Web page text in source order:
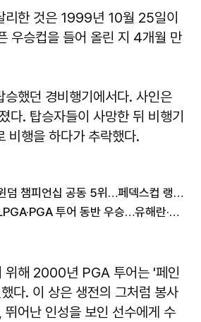
리한 것은 1999년 10월 25일이
우승컵을 들어 올린 지 4개월 만
승했던 경비행기에서다. 사인은
다. 탑승자들이 사망한 뒤 비행기
비행을 하다가 추락했다.
김주형, PGA 투어 윈덤 챔피언십 공동 5위…페덱스컵 랭킹 26위 도약
한국 골프, 같은 날 LPGA·PGA 투어 동반 우승…유해란·김주형, 역대 2번째 진기록 작성
위해 2000년 PGA 투어는 '페인
다. 이 상은 생전의 그처럼 봉사
뛰어난 인성을 보인 선수에게 수